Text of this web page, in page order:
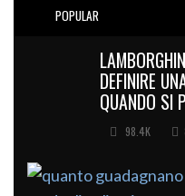
POPULAR
DEFINIRE
QUANDO SI
98.4K